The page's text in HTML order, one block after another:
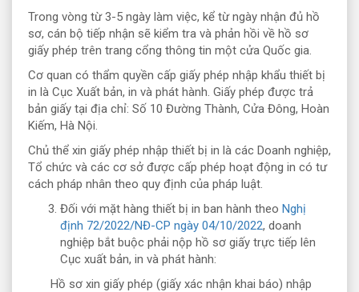
Trong vòng từ 3-5 ngày làm việc, kể từ ngày nhận đủ hồ
sơ, cán bộ tiếp nhận sẽ kiểm tra và phản hồi về hồ sơ
giấy phép trên trang cổng thông tin một cửa Quốc gia.
Cơ quan có thẩm quyền cấp giấy phép nhập khẩu thiết bị
in là Cục Xuất bản, in và phát hành. Giấy phép được trả
bản giấy tại địa chỉ: Số 10 Đường Thành, Cửa Đông, Hoàn
Kiếm, Hà Nội.
Chủ thể xin giấy phép nhập thiết bị in là các Doanh nghiệp,
Tổ chức và các cơ sở được cấp phép hoạt động in có tư
cách pháp nhân theo quy định của pháp luật.
Đối với mặt hàng thiết bị in ban hành theo Nghị
định 72/2022/NĐ-CP ngày 04/10/2022, doanh
nghiệp bắt buộc phải nộp hồ sơ giấy trực tiếp lên
Cục xuất bản, in và phát hành:
Hồ sơ xin giấy phép (giấy xác nhận khai báo) nhập